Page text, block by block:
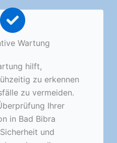
Wartung
hilft,
zu erkennen
zu vermeiden.
Ihrer
in Bad Bibra
und